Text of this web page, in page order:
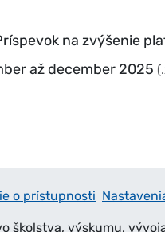
na zvýšenie
až december 2025
o prístupnosti
školstva, výskumu,